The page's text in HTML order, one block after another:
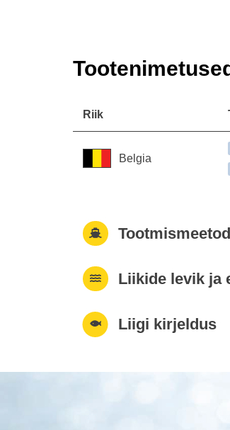
Riik
Belgia
Liikide levik ja
Liigi kirjeldus